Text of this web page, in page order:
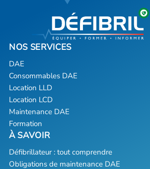
DAE
Consommables DAE
Location LLD
Location LCD
Maintenance DAE
Formation
Défibrillateur : tout comprendre
Obligations de maintenance DAE